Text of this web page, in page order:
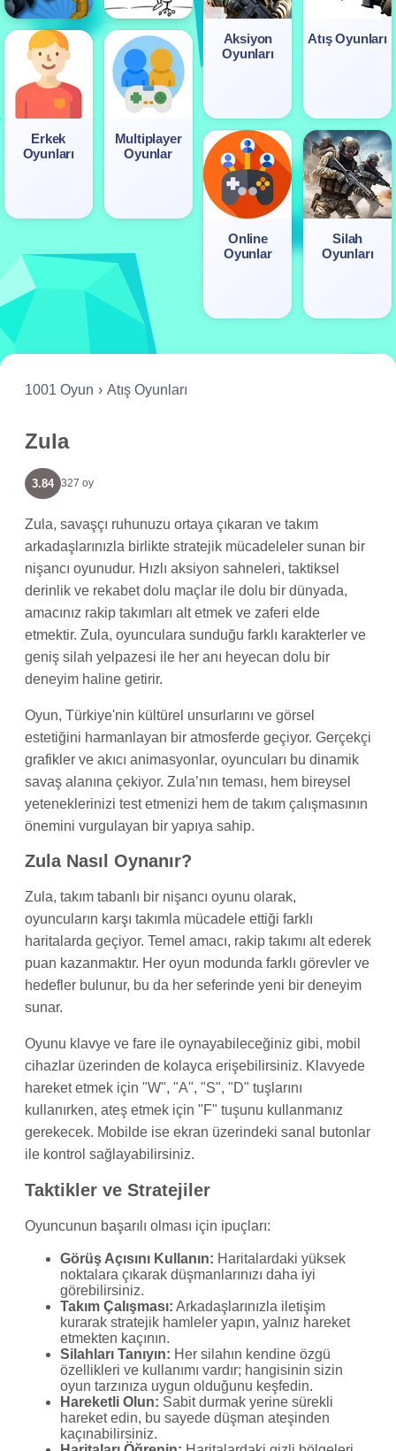
Aksiyon
Oyunları
Atış Oyunları
Erkek
Oyunları
Multiplayer
Oyunlar
Online
Oyunlar
Silah
Oyunları
1001 Oyun Atış Oyunları
Zula
3.84 327 oy
Zula, savaşçı ruhunuzu ortaya çıkaran ve takım
arkadaşlarınızla birlikte stratejik mücadeleler sunan bir
nişancı oyunudur. Hızlı aksiyon sahneleri, taktiksel
derinlik ve rekabet dolu maçlar ile dolu bir dünyada,
amacınız rakip takımları alt etmek ve zaferi elde
etmektir. Zula, oyunculara sunduğu farklı karakterler ve
geniş silah yelpazesi ile her anı heyecan dolu bir
deneyim haline getirir.
Oyun, Türkiye'nin kültürel unsurlarını ve görsel
estetiğini harmanlayan bir atmosferde geçiyor. Gerçekçi
grafikler ve akıcı animasyonlar, oyuncuları bu dinamik
savaş alanına çekiyor. Zula’nın teması, hem bireysel
yeteneklerinizi test etmenizi hem de takım çalışmasının
önemini vurgulayan bir yapıya sahip.
Zula Nasıl Oynanır?
Zula, takım tabanlı bir nişancı oyunu olarak,
oyuncuların karşı takımla mücadele ettiği farklı
haritalarda geçiyor. Temel amacı, rakip takımı alt ederek
puan kazanmaktır. Her oyun modunda farklı görevler ve
hedefler bulunur, bu da her seferinde yeni bir deneyim
sunar.
Oyunu klavye ve fare ile oynayabileceğiniz gibi, mobil
cihazlar üzerinden de kolayca erişebilirsiniz. Klavyede
hareket etmek için "W", "A", "S", "D" tuşlarını
kullanırken, ateş etmek için "F" tuşunu kullanmanız
gerekecek. Mobilde ise ekran üzerindeki sanal butonlar
ile kontrol sağlayabilirsiniz.
Taktikler ve Stratejiler
Oyuncunun başarılı olması için ipuçları:
Görüş Açısını Kullanın: Haritalardaki yüksek
noktalara çıkarak düşmanlarınızı daha iyi
görebilirsiniz.
Takım Çalışması: Arkadaşlarınızla iletişim
kurarak stratejik hamleler yapın, yalnız hareket
etmekten kaçının.
Silahları Tanıyın: Her silahın kendine özgü
özellikleri ve kullanımı vardır; hangisinin sizin
oyun tarzınıza uygun olduğunu keşfedin.
Hareketli Olun: Sabit durmak yerine sürekli
hareket edin, bu sayede düşman ateşinden
kaçınabilirsiniz.